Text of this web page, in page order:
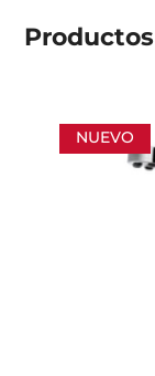
Productos
NUEVO